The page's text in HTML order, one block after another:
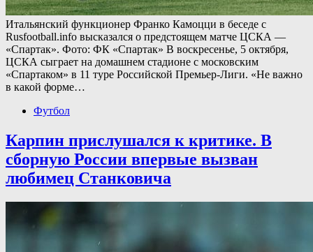
Итальянский функционер Франко Камоцци в беседе с
Rusfootball.info высказался о предстоящем матче ЦСКА —
«Спартак». Фото: ФК «Спартак» В воскресенье, 5 октября,
ЦСКА сыграет на домашнем стадионе с московским
«Спартаком» в 11 туре Российской Премьер-Лиги. «Не важно
в какой форме…
Футбол
Карпин прислушался к критике. В
сборную России впервые вызван
любимец Станковича